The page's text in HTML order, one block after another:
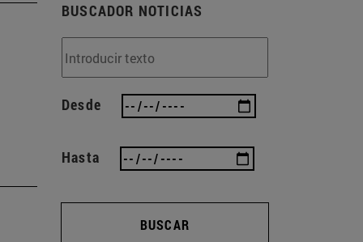
BUSCADOR NOTICIAS
Desde
Hasta
BUSCAR